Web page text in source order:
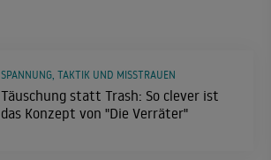
Täuschung statt Trash: So clever ist
das Konzept von "Die Verräter"
SPANNUNG, TAKTIK UND MISSTRAUEN